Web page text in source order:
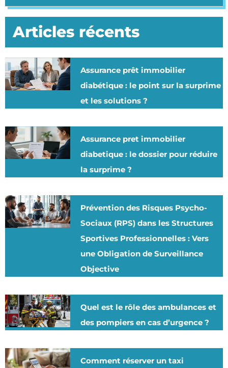
Articles récents
Assurance prêt immobilier
diabétique : le point sur la surprime
et les solutions ?
Assurance pret immobilier
diabetique : le dossier pour réduire
la surprime ?
Prévention des Risques Psycho-
Sociaux (RPS) dans les Structures
Sportives Professionnelles : Vers
une Obligation de Surveillance
Objective
Quel est le rôle des ambulances et
des pompiers en cas d’urgence ?
Comment réserver un taxi